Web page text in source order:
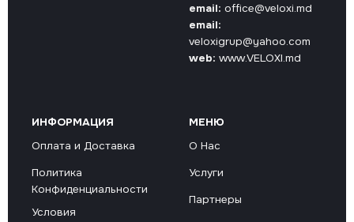
email: office@veloxi.md
email:
veloxigrup@yahoo.com
web: www.VELOXI.md
ИНФОРМАЦИЯ
Оплата и Доставка
Политика
Конфиденциальности
Условия
МЕНЮ
О Нас
Услуги
Партнеры